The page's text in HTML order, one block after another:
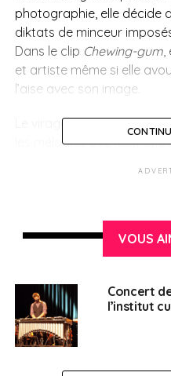
photographie, elle décide
diktats de minceur
Dans le clip Chewing-gum,
et artiste même si elle
l’aise avec son image.
Le virage de Vendredi sur
les mélodies que
avec la femme qu’elle est
positif, affirme l’artiste.
dernier album, elle
construites et
slamée pour aller chercher
organisées et métalliques,
VOUS
Concert
l’institut